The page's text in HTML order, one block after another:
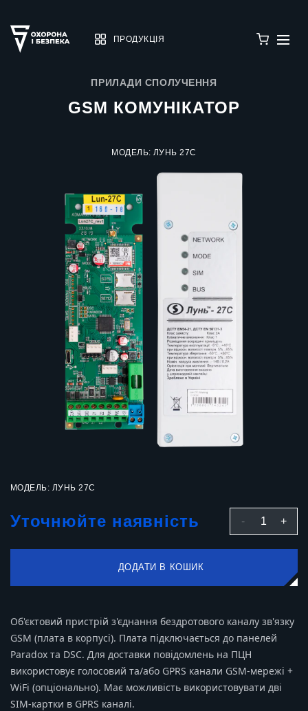
ПРОДУКЦІЯ
ПРИЛАДИ СПОЛУЧЕННЯ
GSM КОМУНІКАТОР
МОДЕЛЬ: ЛУНЬ 27С
МОДЕЛЬ: ЛУНЬ 27С
Уточнюйте наявність - 1 +
ДОДАТИ В КОШИК
Об'єктовий пристрій з'єднання бездротового каналу зв'язку
GSM (плата в корпусі). Плата підключається до панелей
Paradox та DSC. Для доставки повідомлень на ПЦН
використовує голосовий та/або GPRS канали GSM-мережі +
WiFi (опціонально). Має можливість використовувати дві
SIM-картки в GPRS каналі.